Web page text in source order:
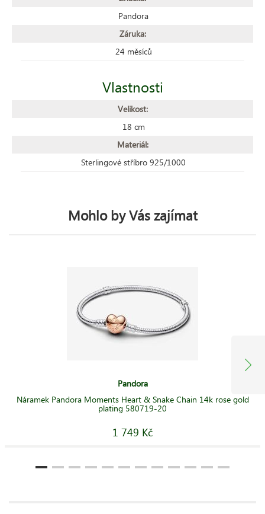
Pandora
Záruka:
24 měsíců
Vlastnosti
Velikost:
18 cm
Materiál:
Sterlingové stříbro 925/1000
Mohlo by Vás zajímat
Pandora
Náramek Pandora Moments Heart & Snake Chain 14k rose gold
plating 580719-20
1 749 Kč